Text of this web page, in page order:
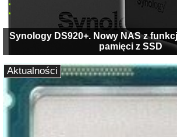
Synology DS920+. Nowy NAS z
pamięci z SSD
Aktualności